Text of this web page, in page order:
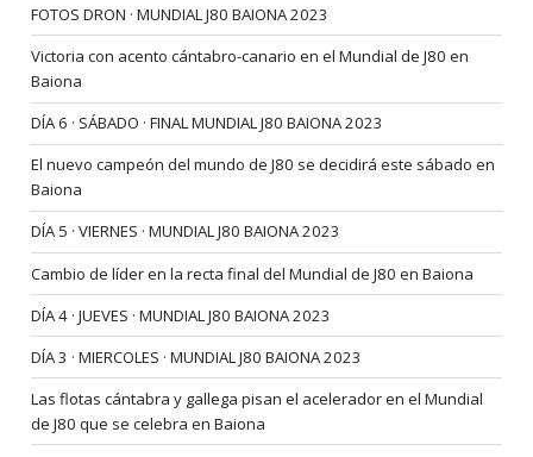
FOTOS DRON · MUNDIAL J80 BAIONA 2023
Victoria con acento cántabro-canario en el Mundial de J80 en
Baiona
DÍA 6 · SÁBADO · FINAL MUNDIAL J80 BAIONA 2023
El nuevo campeón del mundo de J80 se decidirá este sábado en
Baiona
DÍA 5 · VIERNES · MUNDIAL J80 BAIONA 2023
Cambio de líder en la recta final del Mundial de J80 en Baiona
DÍA 4 · JUEVES · MUNDIAL J80 BAIONA 2023
DÍA 3 · MIERCOLES · MUNDIAL J80 BAIONA 2023
Las flotas cántabra y gallega pisan el acelerador en el Mundial
de J80 que se celebra en Baiona